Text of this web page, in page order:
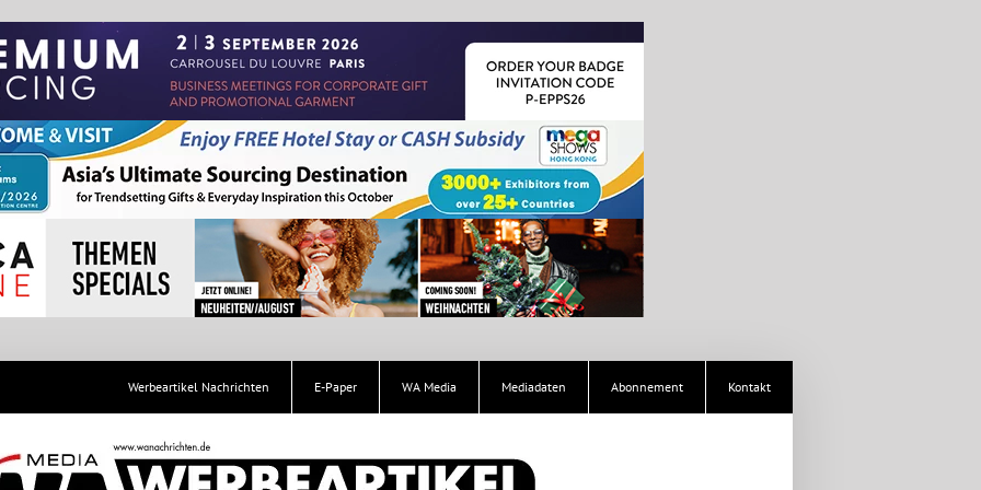
Werbeartikel Nachrichten E-Paper WA Media Mediadaten Abonnement Kontakt